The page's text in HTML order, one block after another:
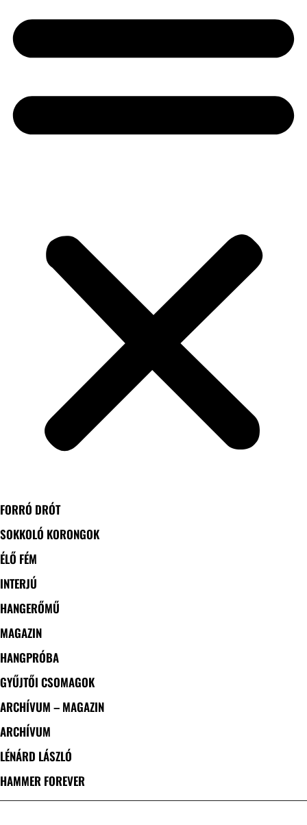
FORRÓ DRÓT
SOKKOLÓ KORONGOK
ÉLŐ FÉM
INTERJÚ
HANGERŐMŰ
MAGAZIN
HANGPRÓBA
GYŰJTŐI CSOMAGOK
ARCHÍVUM – MAGAZIN
ARCHÍVUM
LÉNÁRD LÁSZLÓ
HAMMER FOREVER